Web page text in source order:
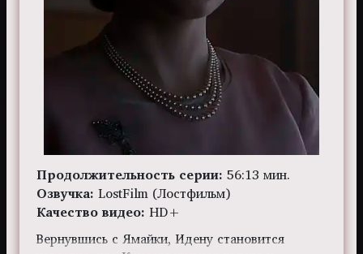
Продолжительность серии: 56:13 мин.
Озвучка: LostFilm (Лостфильм)
Качество видео: HD+
Вернувшись с Ямайки, Идену становится